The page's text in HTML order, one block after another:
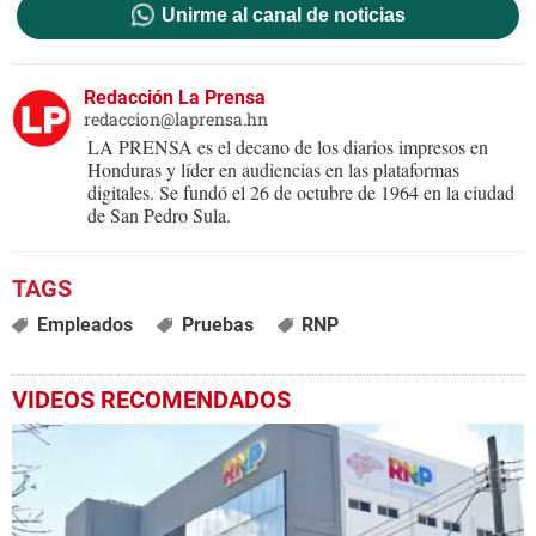
Unirme al canal de noticias
Redacción La Prensa
redaccion@laprensa.hn
LA PRENSA es el decano de los diarios impresos en
Honduras y líder en audiencias en las plataformas
digitales. Se fundó el 26 de octubre de 1964 en la ciudad
de San Pedro Sula.
Empleados Pruebas RNP
VIDEOS RECOMENDADOS